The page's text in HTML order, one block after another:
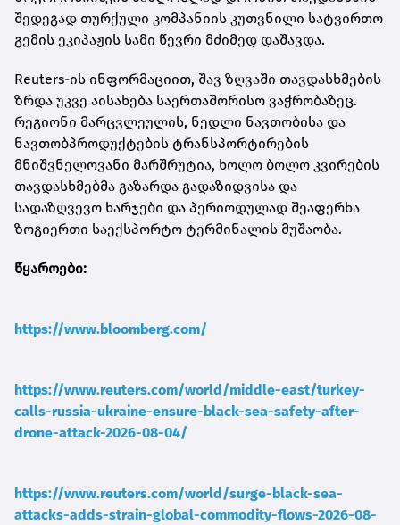
შედეგად თურქული კომპანიის კუთვნილი სატვირთო
გემის ეკიპაჟის სამი წევრი მძიმედ დაშავდა.
Reuters-ის ინფორმაციით, შავ ზღვაში თავდასხმების
ზრდა უკვე აისახება საერთაშორისო ვაჭრობაზეც.
რეგიონი მარცვლეულის, ნედლი ნავთობისა და
ნავთობპროდუქტების ტრანსპორტირების
მნიშვნელოვანი მარშრუტია, ხოლო ბოლო კვირების
თავდასხმებმა გაზარდა გადაზიდვისა და
სადაზღვევო ხარჯები და პერიოდულად შეაფერხა
ზოგიერთი საექსპორტო ტერმინალის მუშაობა.
წყაროები:
https://www.bloomberg.com/
https://www.reuters.com/world/middle-east/turkey-
calls-russia-ukraine-ensure-black-sea-safety-after-
drone-attack-2026-08-04/
https://www.reuters.com/world/surge-black-sea-
attacks-adds-strain-global-commodity-flows-2026-08-